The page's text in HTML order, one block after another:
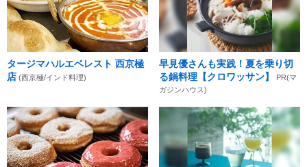
タージマハルエベレスト 西京極
店 (西京極/インド料理)
早見優さんも実践！夏を乗り切
る鍋料理【クロワッサン】
PR(マ
ガジンハウス)